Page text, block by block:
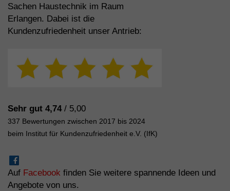
Sachen Haustechnik im Raum
Erlangen. Dabei ist die
Kundenzufriedenheit unser Antrieb:
Sehr gut 4,74/ 5,00
337 Bewertungen zwischen 2017 bis 2024
beim Institut für Kundenzufriedenheit e.V. (IfK)
Auf Facebook finden Sie weitere spannende Ideen und
Angebote von uns.